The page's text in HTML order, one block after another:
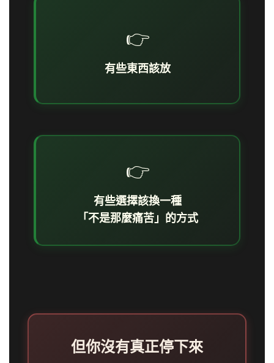
👉
有些東西該放
👉
有些選擇該換一種
「不是那麼痛苦」的方式
但你沒有真正停下來